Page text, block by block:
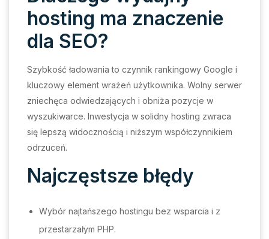
hosting ma znaczenie
dla SEO?
Szybkość ładowania to czynnik rankingowy Google i
kluczowy element wrażeń użytkownika. Wolny serwer
zniechęca odwiedzających i obniża pozycje w
wyszukiwarce. Inwestycja w solidny hosting zwraca
się lepszą widocznością i niższym współczynnikiem
odrzuceń.
Najczęstsze błędy
Wybór najtańszego hostingu bez wsparcia i z
przestarzałym PHP.